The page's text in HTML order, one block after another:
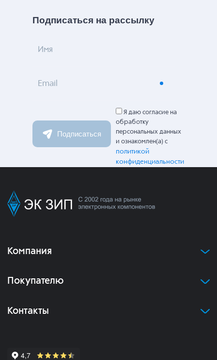
Подписаться на рассылку
Имя
Email
Подписаться
Я даю согласие на
обработку
персональных данных
и ознакомлен(а) с
политикой
конфиденциальности
Компания
Покупателю
Контакты